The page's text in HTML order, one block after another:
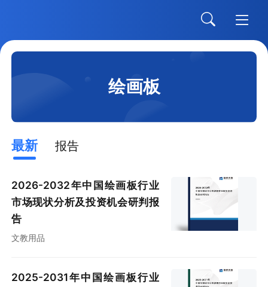
绘画板
最新 报告
2026-2032年中国绘画板行业
市场现状分析及投资机会研判报
告
文教用品
2025-2031年中国绘画板行业